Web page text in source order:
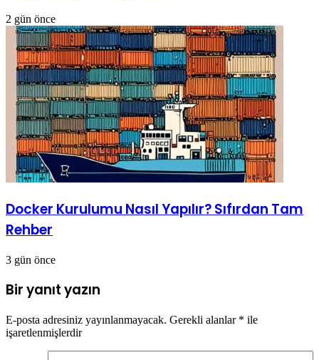
2 gün önce
Docker Kurulumu Nasıl Yapılır? Sıfırdan Tam
Rehber
3 gün önce
Bir yanıt yazın
E-posta adresiniz yayınlanmayacak. Gerekli alanlar * ile
işaretlenmişlerdir